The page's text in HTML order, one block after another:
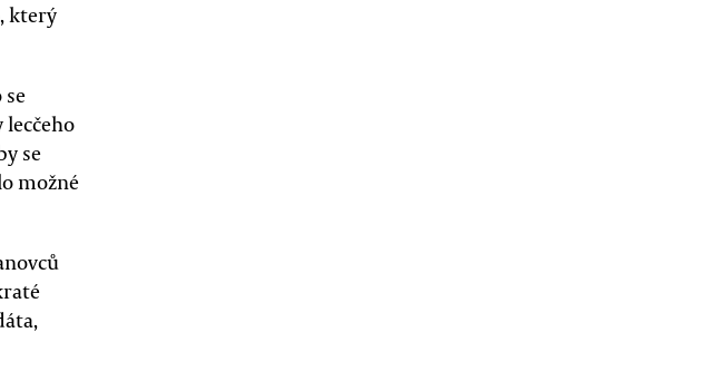
který
se
se
možné